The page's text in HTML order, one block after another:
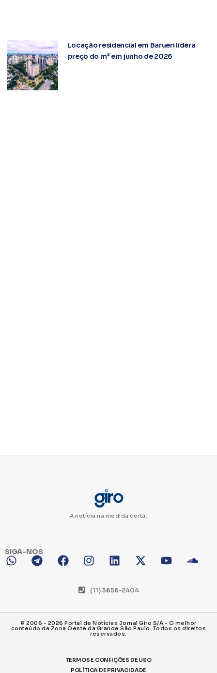
Locação residencial em Barueri lidera
preço do m² em junho de 2026
A notícia na medida certa.
SIGA-NOS
(11) 3656-2404
© 2006 - 2026 Portal de Notícias Jornal Giro S/A - O melhor
conteúdo da Zona Oeste da Grande São Paulo. Todos os direitos
reservados.
TERMOS E CONFIÇÕES DE USO
POLÍTICA DE PRIVACIDADE